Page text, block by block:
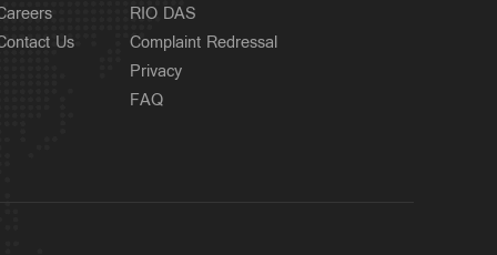
Us
RIO DAS
Complaint Redressal
Privacy
FAQ